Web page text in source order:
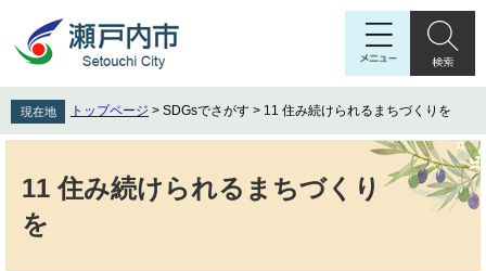
先
頭
を
飛
現在地 トップページ > SDGsでさがす > 11 住み続けられるまちづくりを
11 住み続けられるまちづくり
を